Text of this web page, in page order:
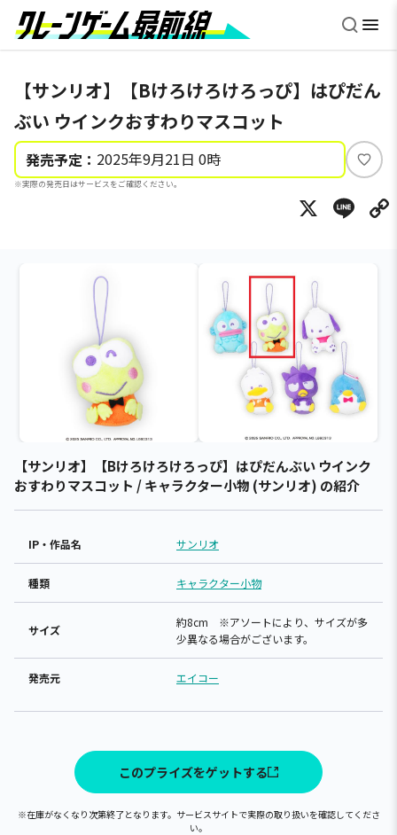
【サンリオ】【Bけろけろけろっぴ】はぴだん
ぶい ウインクおすわりマスコット
発売予定： 2025年9月21日 0時
※実際の発売日はサービスをご確認ください。
い
ね
X
【サンリオ】【Bけろけろけろっぴ】はぴだんぶい ウインク
おすわりマスコット / キャラクター小物 (サンリオ) の紹介
IP・作品名 サンリオ
種類 キャラクター小物
サイズ
約8cm ※アソートにより、サイズが多
少異なる場合がございます。
発売元 エイコー
このプライズをゲットする
※在庫がなくなり次第終了となります。サービスサイトで実際の取り扱いを確認してくださ
い。